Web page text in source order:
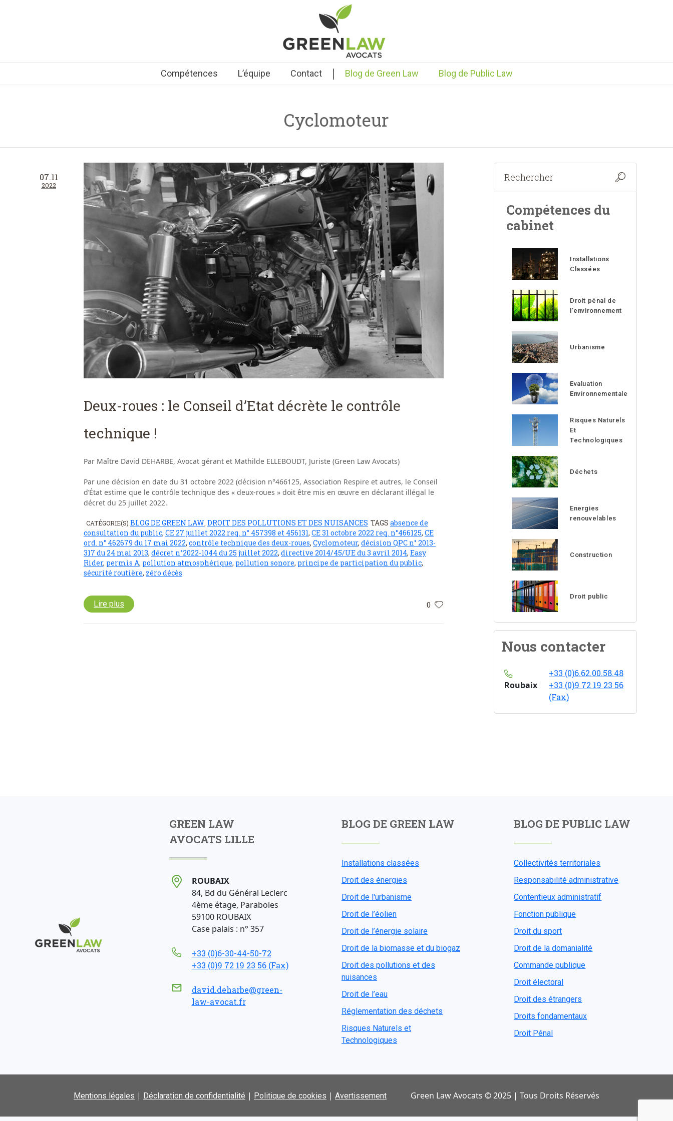
Compétences L’équipe Contact | Blog de Green Law Blog de Public Law
Cyclomoteur
07.11
2022
Deux-roues : le Conseil d’Etat décrète le contrôle
technique !
Par Maître David DEHARBE, Avocat gérant et Mathilde ELLEBOUDT, Juriste (Green Law Avocats)
Par une décision en date du 31 octobre 2022 (décision n°466125, Association Respire et autres, le Conseil
d’État estime que le contrôle technique des « deux-roues » doit être mis en œuvre en déclarant illégal le
décret du 25 juillet 2022.
CATÉGORIE(S) BLOG DE GREEN LAW DROIT DES POLLUTIONS ET DES NUISANCES TAGS absence de
consultation du public, CE 27 juillet 2022 req. n° 457398 et 456131, CE 31 octobre 2022 req. n°466125, CE
ord. n° 462679 du 17 mai 2022, contrôle technique des deux-roues, Cyclomoteur, décision QPC n° 2013-
317 du 24 mai 2013, décret n°2022-1044 du 25 juillet 2022, directive 2014/45/UE du 3 avril 2014, Easy
Rider, permis A, pollution atmosphérique, pollution sonore, principe de participation du public,
sécurité routière, zéro décès
0
Lire plus
Compétences du
cabinet
Installations
Classées
Droit pénal de
l’environnement
Urbanisme
Evaluation
Environnementale
Risques Naturels
Et
Technologiques
Déchets
Energies
renouvelables
Construction
Droit public
Nous contacter
Roubaix
+33 (0)6.62.00.58.48
+33 (0)9 72 19 23 56
(Fax)
GREEN LAW
AVOCATS LILLE
ROUBAIX
84, Bd du Général Leclerc
4ème étage, Paraboles
59100 ROUBAIX
Case palais : n° 357
+33 (0)6-30-44-50-72
+33 (0)9 72 19 23 56 (Fax)
david.deharbe@green-
law-avocat.fr
BLOG DE GREEN LAW
Installations classées
Droit des énergies
Droit de l'urbanisme
Droit de l’éolien
Droit de l’énergie solaire
Droit de la biomasse et du biogaz
Droit des pollutions et des
nuisances
Droit de l’eau
Réglementation des déchets
Risques Naturels et
Technologiques
BLOG DE PUBLIC LAW
Collectivités territoriales
Responsabilité administrative
Contentieux administratif
Fonction publique
Droit du sport
Droit de la domanialité
Commande publique
Droit électoral
Droit des étrangers
Droits fondamentaux
Droit Pénal
Mentions légales | Déclaration de confidentialité | Politique de cookies | Avertissement Green Law Avocats © 2025 | Tous Droits Réservés